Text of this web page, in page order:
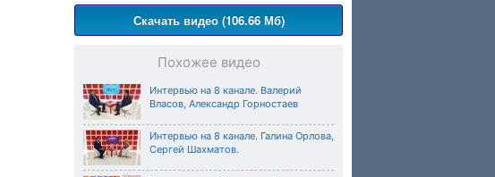
Скачать видео (106.66 Мб)
Похожее видео
Интервью на 8 канале. Валерий
Власов, Александр Горностаев
Интервью на 8 канале. Галина Орлова,
Сергей Шахматов.